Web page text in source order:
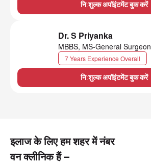
नि:शुल्क अपॉइंटमेंट बुक करें
Dr. S Priyanka
MBBS, MS-General Surgeon
7 Years Experience Overall
नि:शुल्क अपॉइंटमेंट बुक करें
इलाज के लिए हम शहर में नंबर
वन क्लीनिक हैं –